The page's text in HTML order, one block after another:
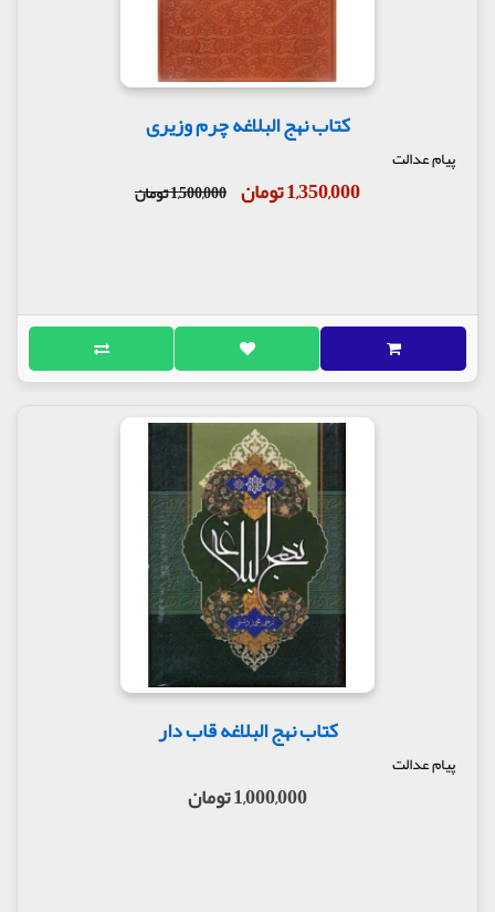
کتاب نهج البلاغه چرم وزیری
پیام عدالت
1,350,000 تومان 1,500,000 تومان
کتاب نهج البلاغه قاب دار
پیام عدالت
1,000,000 تومان